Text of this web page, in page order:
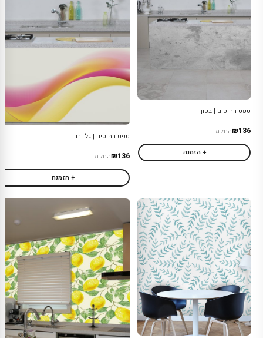
טפט רהיטים | בטון
₪136החל מ
+ הזמנה
טפט רהיטים | גל ורוד
₪136החל מ
+ הזמנה